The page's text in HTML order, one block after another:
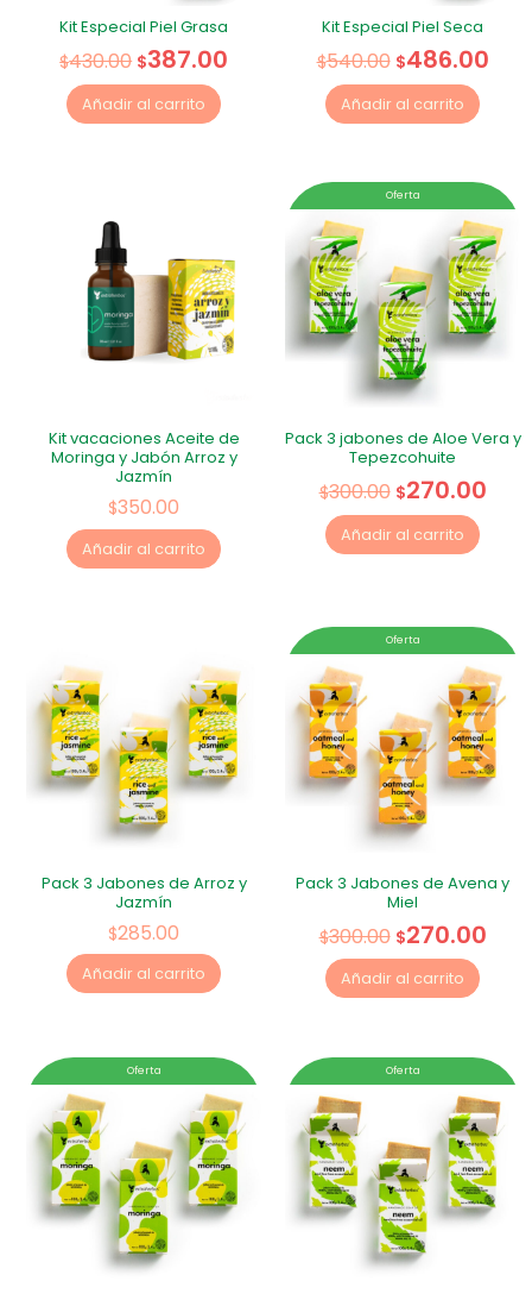
Kit Especial Piel Grasa
$430.00 $387.00
Añadir al carrito
Kit Especial Piel Seca
$540.00 $486.00
Añadir al carrito
Kit vacaciones Aceite de
Moringa y Jabón Arroz y
Jazmín
$350.00
Añadir al carrito
Oferta
Pack 3 jabones de Aloe Vera y
Tepezcohuite
$300.00 $270.00
Añadir al carrito
Pack 3 Jabones de Arroz y
Jazmín
$285.00
Añadir al carrito
Oferta
Pack 3 Jabones de Avena y
Miel
$300.00 $270.00
Añadir al carrito
Oferta Oferta